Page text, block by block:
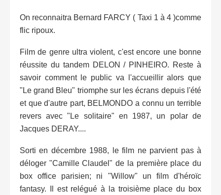
On reconnaitra Bernard FARCY ( Taxi 1 à 4 )comme
flic ripoux.
Film de genre ultra violent, c'est encore une bonne
réussite du tandem DELON / PINHEIRO. Reste à
savoir comment le public va l'accueillir alors que
"Le grand Bleu" triomphe sur les écrans depuis l'été
et que d'autre part, BELMONDO a connu un terrible
revers avec "Le solitaire" en 1987, un polar de
Jacques DERAY....
Sorti en décembre 1988, le film ne parvient pas à
déloger "Camille Claudel" de la première place du
box office parisien; ni "Willow" un film d'héroïc
fantasy. Il est relégué à la troisième place du box